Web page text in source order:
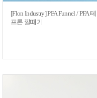
[Flon Industry] PFA Funnel / PFA 테
프론 깔때기